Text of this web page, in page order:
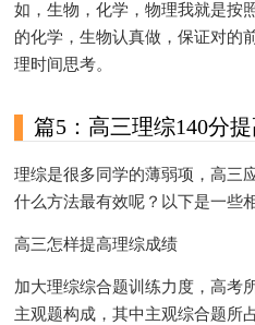
如，生物，化学，物理我就是按
的化学，生物认真做，保证对的
理时间思考。
篇5：高三理综140分
理综是很多同学的薄弱项，高三
什么方法最有效呢？以下是一些
高三怎样提高理综成绩
加大理综综合题训练力度，高考
主观题构成，其中主观综合题所